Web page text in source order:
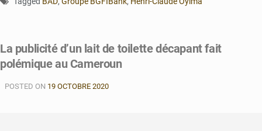
La publicité d’un lait de toilette décapant fait
polémique au Cameroun
POSTED ON 19 OCTOBRE 2020